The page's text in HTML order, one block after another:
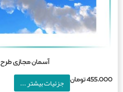
آسمان مجازی طرح ابر کد 370
تومان جزئیات بیشتر ...